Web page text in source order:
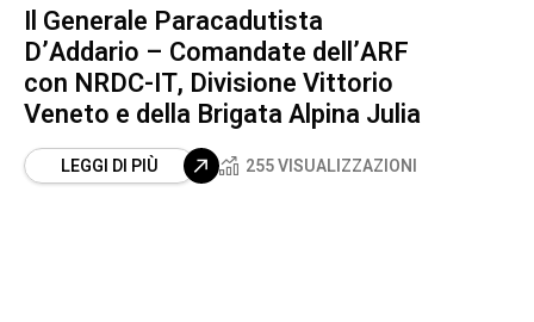
Il Generale Paracadutista
D’Addario – Comandate dell’ARF
con NRDC-IT, Divisione Vittorio
Veneto e della Brigata Alpina Julia
LEGGI DI PIÙ 255 VISUALIZZAZIONI